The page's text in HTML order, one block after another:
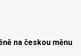
na českou měnu